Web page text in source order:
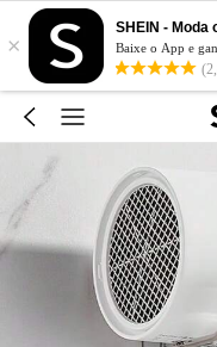
×
SHEIN - Moda
Baixe o App e